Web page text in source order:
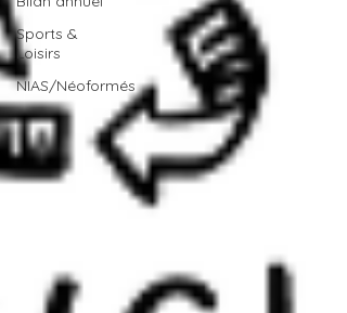
Sports &
Loisirs
NIAS/Néoformés